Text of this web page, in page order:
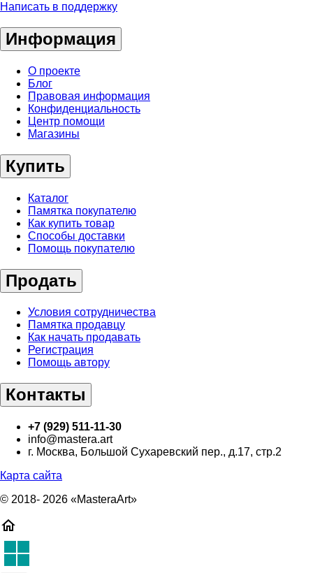
Написать в поддержку
Информация
О проекте
Блог
Правовая информация
Конфиденциальность
Центр помощи
Магазины
Купить
Каталог
Памятка покупателю
Как купить товар
Способы доставки
Помощь покупателю
Продать
Условия сотрудничества
Памятка продавцу
Как начать продавать
Регистрация
Помощь автору
Контакты
+7 (929) 511-11-30
info@mastera.art
г. Москва, Большой Сухаревский пер., д.17, стр.2
Карта сайта
© 2018- 2026 «MasteraArt»